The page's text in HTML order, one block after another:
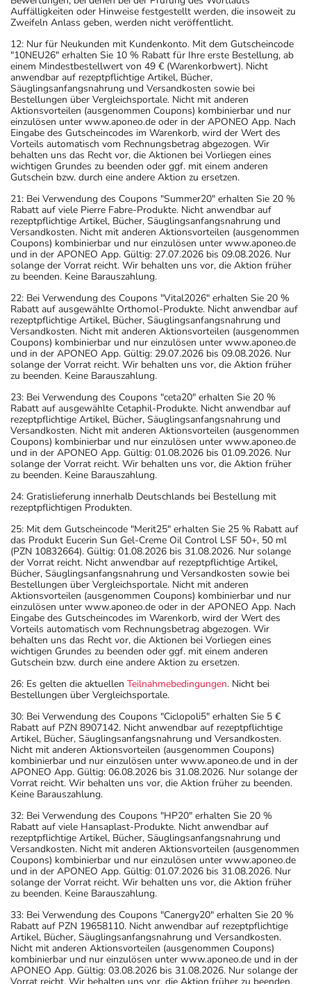
Auffälligkeiten oder Hinweise festgestellt werden, die insoweit zu
Zweifeln Anlass geben, werden nicht veröffentlicht.
12: Nur für Neukunden mit Kundenkonto. Mit dem Gutscheincode
"10NEU26" erhalten Sie 10 % Rabatt für Ihre erste Bestellung, ab
einem Mindestbestellwert von 49 € (Warenkorbwert). Nicht
anwendbar auf rezeptpflichtige Artikel, Bücher,
Säuglingsanfangsnahrung und Versandkosten sowie bei
Bestellungen über Vergleichsportale. Nicht mit anderen
Aktionsvorteilen (ausgenommen Coupons) kombinierbar und nur
einzulösen unter www.aponeo.de oder in der APONEO App. Nach
Eingabe des Gutscheincodes im Warenkorb, wird der Wert des
Vorteils automatisch vom Rechnungsbetrag abgezogen. Wir
behalten uns das Recht vor, die Aktionen bei Vorliegen eines
wichtigen Grundes zu beenden oder ggf. mit einem anderen
Gutschein bzw. durch eine andere Aktion zu ersetzen.
21: Bei Verwendung des Coupons "Summer20" erhalten Sie 20 %
Rabatt auf viele Pierre Fabre-Produkte. Nicht anwendbar auf
rezeptpflichtige Artikel, Bücher, Säuglingsanfangsnahrung und
Versandkosten. Nicht mit anderen Aktionsvorteilen (ausgenommen
Coupons) kombinierbar und nur einzulösen unter www.aponeo.de
und in der APONEO App. Gültig: 27.07.2026 bis 09.08.2026. Nur
solange der Vorrat reicht. Wir behalten uns vor, die Aktion früher
zu beenden. Keine Barauszahlung.
22: Bei Verwendung des Coupons "Vital2026" erhalten Sie 20 %
Rabatt auf ausgewählte Orthomol-Produkte. Nicht anwendbar auf
rezeptpflichtige Artikel, Bücher, Säuglingsanfangsnahrung und
Versandkosten. Nicht mit anderen Aktionsvorteilen (ausgenommen
Coupons) kombinierbar und nur einzulösen unter www.aponeo.de
und in der APONEO App. Gültig: 29.07.2026 bis 09.08.2026. Nur
solange der Vorrat reicht. Wir behalten uns vor, die Aktion früher
zu beenden. Keine Barauszahlung.
23: Bei Verwendung des Coupons "ceta20" erhalten Sie 20 %
Rabatt auf ausgewählte Cetaphil-Produkte. Nicht anwendbar auf
rezeptpflichtige Artikel, Bücher, Säuglingsanfangsnahrung und
Versandkosten. Nicht mit anderen Aktionsvorteilen (ausgenommen
Coupons) kombinierbar und nur einzulösen unter www.aponeo.de
und in der APONEO App. Gültig: 01.08.2026 bis 01.09.2026. Nur
solange der Vorrat reicht. Wir behalten uns vor, die Aktion früher
zu beenden. Keine Barauszahlung.
24: Gratislieferung innerhalb Deutschlands bei Bestellung mit
rezeptpflichtigen Produkten.
25: Mit dem Gutscheincode "Merit25" erhalten Sie 25 % Rabatt auf
das Produkt Eucerin Sun Gel-Creme Oil Control LSF 50+, 50 ml
(PZN 10832664). Gültig: 01.08.2026 bis 31.08.2026. Nur solange
der Vorrat reicht. Nicht anwendbar auf rezeptpflichtige Artikel,
Bücher, Säuglingsanfangsnahrung und Versandkosten sowie bei
Bestellungen über Vergleichsportale. Nicht mit anderen
Aktionsvorteilen (ausgenommen Coupons) kombinierbar und nur
einzulösen unter www.aponeo.de oder in der APONEO App. Nach
Eingabe des Gutscheincodes im Warenkorb, wird der Wert des
Vorteils automatisch vom Rechnungsbetrag abgezogen. Wir
behalten uns das Recht vor, die Aktionen bei Vorliegen eines
wichtigen Grundes zu beenden oder ggf. mit einem anderen
Gutschein bzw. durch eine andere Aktion zu ersetzen.
26: Es gelten die aktuellen Teilnahmebedingungen. Nicht bei
Bestellungen über Vergleichsportale.
30: Bei Verwendung des Coupons "Ciclopoli5" erhalten Sie 5 €
Rabatt auf PZN 8907142. Nicht anwendbar auf rezeptpflichtige
Artikel, Bücher, Säuglingsanfangsnahrung und Versandkosten.
Nicht mit anderen Aktionsvorteilen (ausgenommen Coupons)
kombinierbar und nur einzulösen unter www.aponeo.de und in der
APONEO App. Gültig: 06.08.2026 bis 31.08.2026. Nur solange der
Vorrat reicht. Wir behalten uns vor, die Aktion früher zu beenden.
Keine Barauszahlung.
32: Bei Verwendung des Coupons "HP20" erhalten Sie 20 %
Rabatt auf viele Hansaplast-Produkte. Nicht anwendbar auf
rezeptpflichtige Artikel, Bücher, Säuglingsanfangsnahrung und
Versandkosten. Nicht mit anderen Aktionsvorteilen (ausgenommen
Coupons) kombinierbar und nur einzulösen unter www.aponeo.de
und in der APONEO App. Gültig: 01.07.2026 bis 31.08.2026. Nur
solange der Vorrat reicht. Wir behalten uns vor, die Aktion früher
zu beenden. Keine Barauszahlung.
33: Bei Verwendung des Coupons "Canergy20" erhalten Sie 20 %
Rabatt auf PZN 19658110. Nicht anwendbar auf rezeptpflichtige
Artikel, Bücher, Säuglingsanfangsnahrung und Versandkosten.
Nicht mit anderen Aktionsvorteilen (ausgenommen Coupons)
kombinierbar und nur einzulösen unter www.aponeo.de und in der
APONEO App. Gültig: 03.08.2026 bis 31.08.2026. Nur solange der